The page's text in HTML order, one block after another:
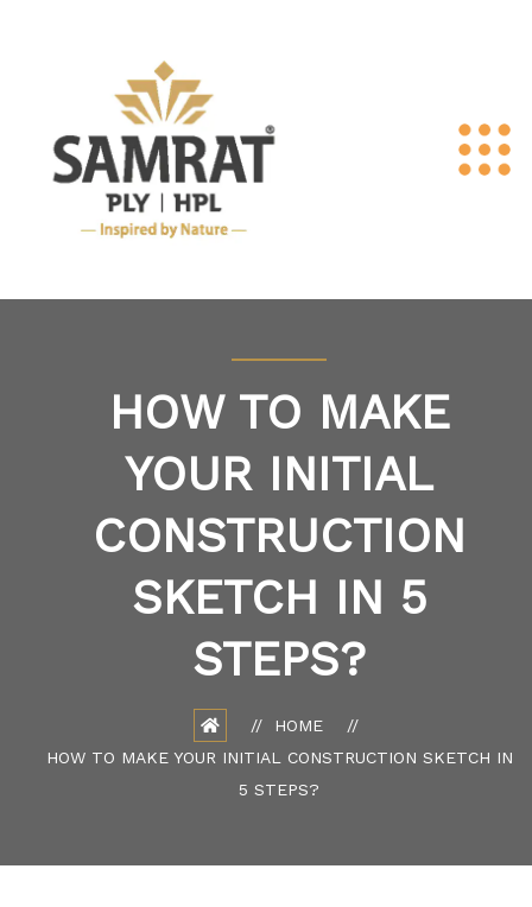
HOW TO MAKE
YOUR INITIAL
CONSTRUCTION
SKETCH IN 5
STEPS?
HOME
HOW TO MAKE YOUR INITIAL CONSTRUCTION SKETCH IN
5 STEPS?